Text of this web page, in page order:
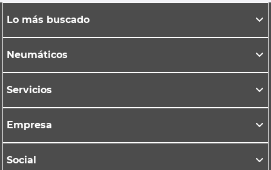
Lo más buscado
Neumáticos
Servicios
Empresa
Social